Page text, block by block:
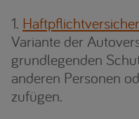
Variante der
grundlegenden
anderen Personen
zufügen.